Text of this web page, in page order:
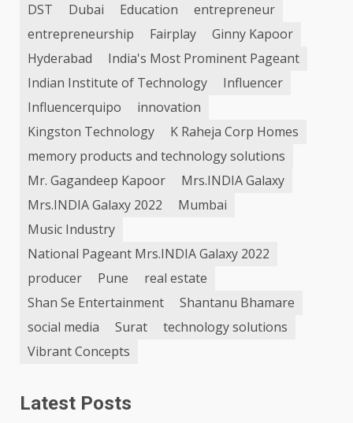
DST
Dubai Education
entrepreneur
entrepreneurship
Fairplay
Ginny Kapoor
Hyderabad
India's Most Prominent Pageant
Indian Institute of Technology
Influencer
Influencerquipo
innovation
Kingston Technology
K Raheja Corp Homes
memory products and technology solutions
Mr. Gagandeep Kapoor
Mrs.INDIA Galaxy
Mrs.INDIA Galaxy 2022
Mumbai
Music Industry
National Pageant Mrs.INDIA Galaxy 2022
producer
Pune
real estate
Shan Se Entertainment
Shantanu Bhamare
social media
Surat
technology solutions
Vibrant Concepts
Latest Posts